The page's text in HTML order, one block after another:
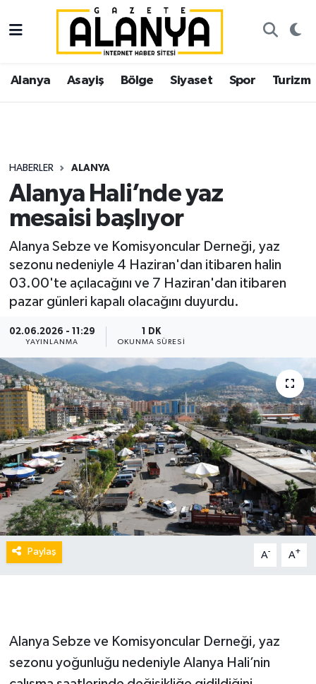
Alanya Asayiş Bölge Siyaset Spor Turizm
HABERLER ALANYA
Alanya Hali’nde yaz
mesaisi başlıyor
Alanya Sebze ve Komisyoncular Derneği, yaz
sezonu nedeniyle 4 Haziran'dan itibaren halin
03.00'te açılacağını ve 7 Haziran'dan itibaren
pazar günleri kapalı olacağını duyurdu.
02.06.2026 - 11:29
YAYINLANMA
1 DK
OKUNMA SÜRESI
Paylaş A- A+
Alanya Sebze ve Komisyoncular Derneği, yaz
sezonu yoğunluğu nedeniyle Alanya Hali’nin
Alanya
Asayiş
Siyaset
Spor
Ekonomi
Gazipaşa
İstanbul Nöbetçi Eczaneler
İstanbul Hava Durumu
Süper Lig Puan Durumu ve Fikstür
Tüm Manşetler
Son Dakika Haberleri
Haber Arşivi